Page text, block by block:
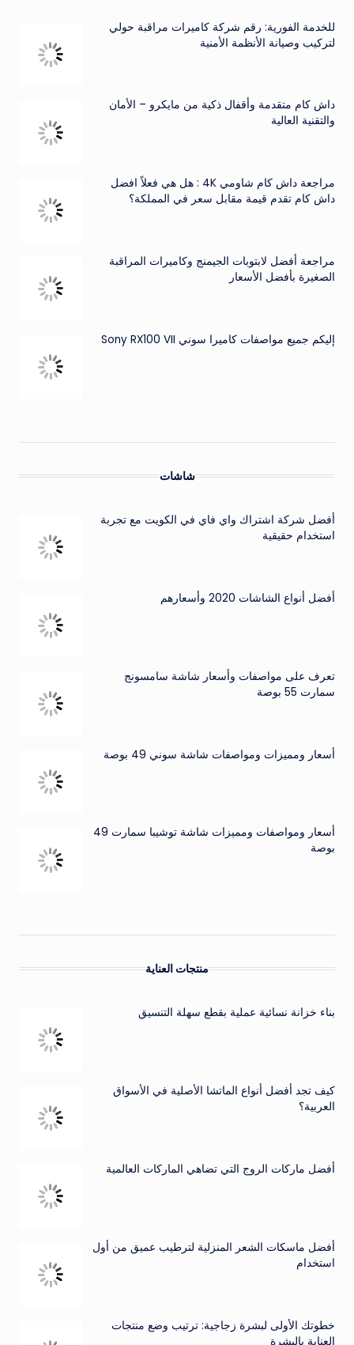
للخدمة الفورية: رقم شركة كاميرات مراقبة حولي
لتركيب وصيانة الأنظمة الأمنية
داش كام متقدمة وأقفال ذكية من مايكرو – الأمان
والتقنية العالية
مراجعة داش كام شاومي 4K : هل هي فعلاً افضل
داش كام تقدم قيمة مقابل سعر في المملكة؟
مراجعة أفضل لابتوبات الجيمنج وكاميرات المراقبة
الصغيرة بأفضل الأسعار
إليكم جميع مواصفات كاميرا سوني Sony RX100 VII
شاشات
أفضل شركة اشتراك واي فاي في الكويت مع تجربة
استخدام حقيقية
أفضل أنواع الشاشات 2020 وأسعارهم
تعرف على مواصفات وأسعار شاشة سامسونج
سمارت 55 بوصة
أسعار ومميزات ومواصفات شاشة سوني 49 بوصة
أسعار ومواصفات ومميزات شاشة توشيبا سمارت 49
بوصة
منتجات العناية
بناء خزانة نسائية عملية بقطع سهلة التنسيق
كيف تجد أفضل أنواع الماتشا الأصلية في الأسواق
العربية؟
أفضل ماركات الروج التي تضاهي الماركات العالمية
أفضل ماسكات الشعر المنزلية لترطيب عميق من أول
استخدام
خطوتك الأولى لبشرة زجاجية: ترتيب وضع منتجات
العناية بالبشرة